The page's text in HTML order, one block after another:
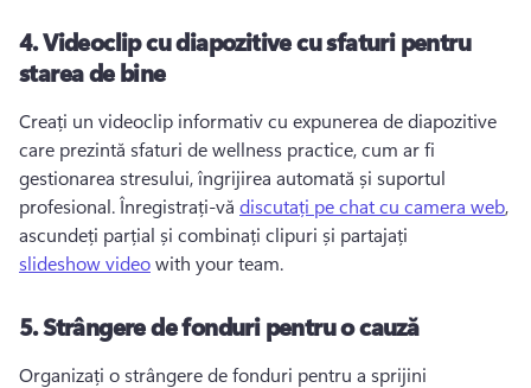
4.Videoclip cu diapozitive cu sfaturi pentru
starea de bine
Creați un videoclip informativ cu expunerea de diapozitive
care prezintă sfaturi de wellness practice, cum ar fi
gestionarea stresului, îngrijirea automată și suportul
profesional. Înregistrați-vă discutați pe chat cu camera web,
ascundeți parțial și combinați clipuri și partajați
slideshow video with your team.
5.Strângere de fonduri pentru o cauză
Organizați o strângere de fonduri pentru a sprijini